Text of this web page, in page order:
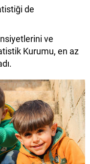
de
ve
Kurumu, en az